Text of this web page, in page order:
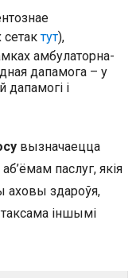
сетактут),
амбулаторна-
дапамога – у
дапамогі і
вызначаецца
паслуг, якія
аховы здароўя,
іншымі